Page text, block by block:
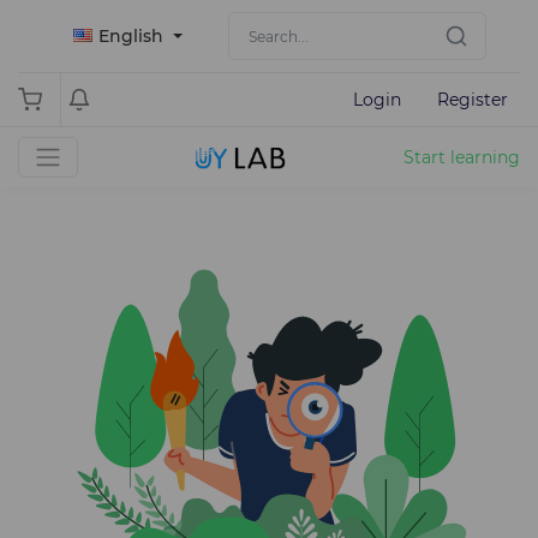
English
Login Register
Start learning